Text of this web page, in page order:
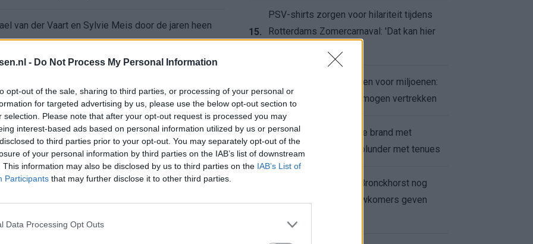
- Do Not Process My Personal Information
opt-out of the sale, sharing to third parties, or processing of your personal or
for targeted advertising by us, please use the below opt-out section to
selection. Please note that after your opt-out request is processed you may
interest-based ads based on personal information utilized by us or personal
to third parties prior to your opt-out. You may separately opt-out of the
of your personal information by third parties on the IAB’s list of downstream
This information may also be disclosed by us to third parties on the IAB’s List of
Participants that may further disclose it to other third parties.
Data Processing Opt Outs
van der Vaart en Sylvie Meis door de jaren heen
Ajax en FC Twente in Europa
"Kampioen met Jong Ajax"
geschiedenis met rode kaart in WK-finale
League? Dit zijn de belangrijke data
terugkeer: NEC onderzoekt komst van Ajax-icoon
15.
PSV-shirts zorgen voor hilariteit tijdens
Rotterdams Zomercarnaval: 'Dat kan hier
16.
Feyenoord zet deur open voor miljoenen:
Ueda en Hadj Moussa mogen vertrekken
17.
Ajax helpt Burnley uit de brand met
afgeknipte sokken na blunder met tenues
Feyenoord onder Van Bronckhorst nog
altijd ongeslagen: nieuwkomers geven